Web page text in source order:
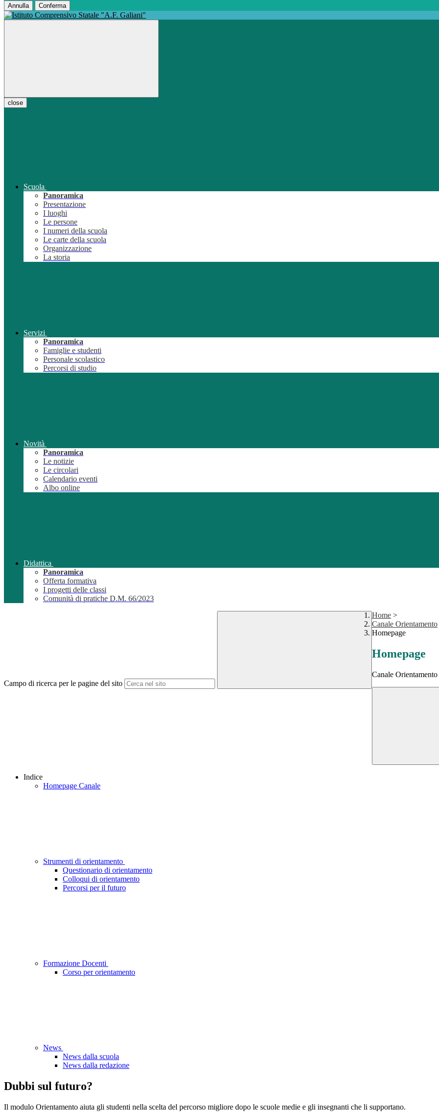
Annulla Conferma
close
Scuola
Panoramica
Presentazione
I luoghi
Le persone
I numeri della scuola
Le carte della scuola
Organizzazione
La storia
Servizi
Panoramica
Famiglie e studenti
Personale scolastico
Percorsi di studio
Novità
Panoramica
Le notizie
Le circolari
Calendario eventi
Albo online
Didattica
Panoramica
Offerta formativa
I progetti delle classi
Comunità di pratiche D.M. 66/2023
Campo di ricerca per le pagine del sito
Home >
Canale Orientamento
Homepage
Homepage
Canale Orientamento
Indice
Homepage Canale
Strumenti di orientamento
Questionario di orientamento
Colloqui di orientamento
Percorsi per il futuro
Formazione Docenti
Corso per orientamento
News
News dalla scuola
News dalla redazione
Dubbi sul futuro?
Il modulo Orientamento aiuta gli studenti nella scelta del percorso migliore dopo le scuole medie e gli insegnanti che li supportano.